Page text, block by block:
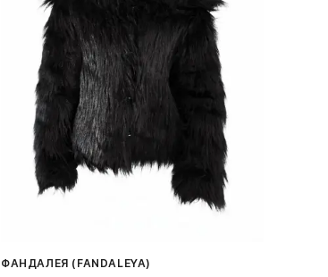
ФАНДАЛЕЯ (FANDALEYA)